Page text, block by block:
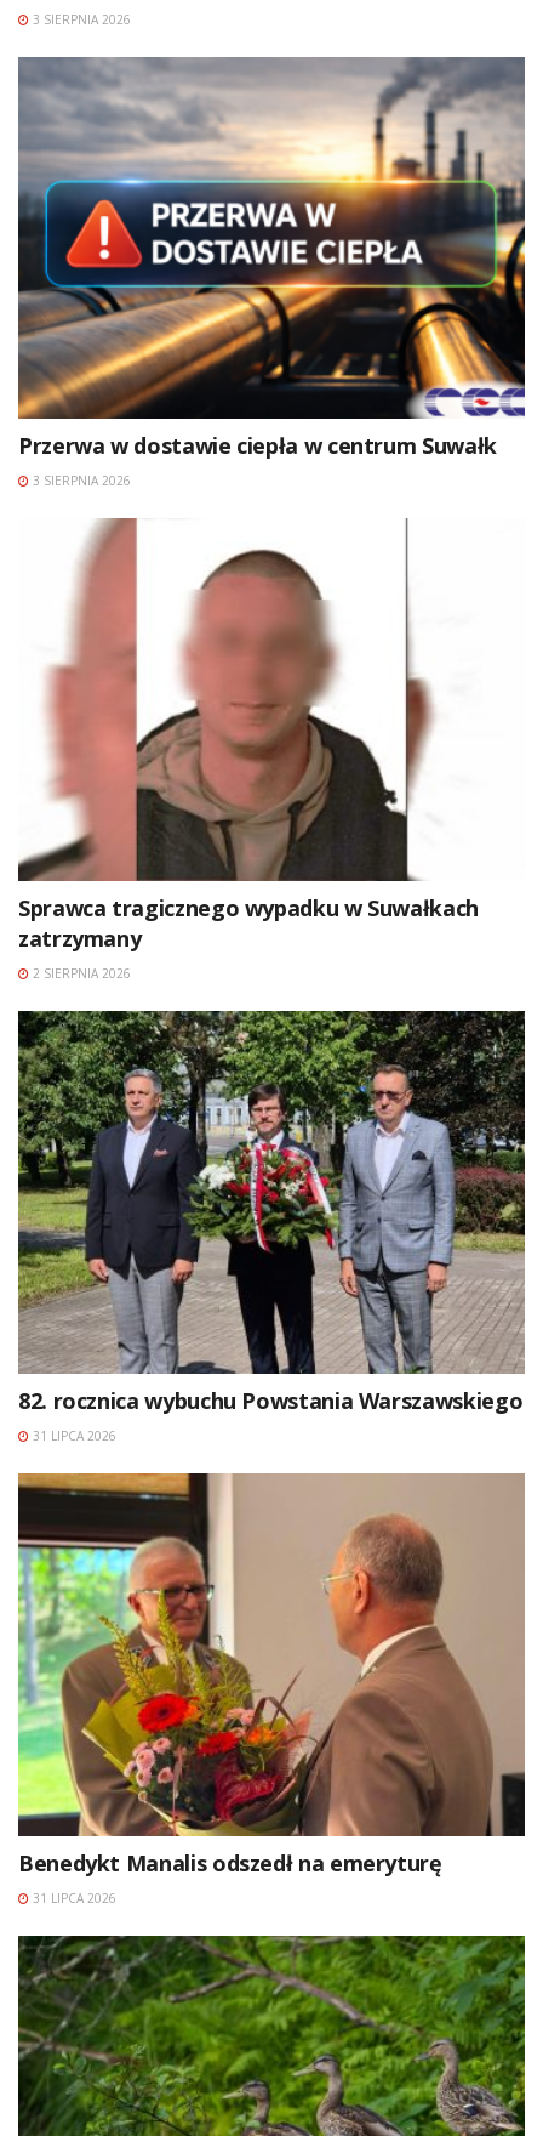
3 SIERPNIA 2026
Przerwa w dostawie ciepła w centrum Suwałk
3 SIERPNIA 2026
Sprawca tragicznego wypadku w Suwałkach
zatrzymany
2 SIERPNIA 2026
82. rocznica wybuchu Powstania Warszawskiego
31 LIPCA 2026
Benedykt Manalis odszedł na emeryturę
31 LIPCA 2026